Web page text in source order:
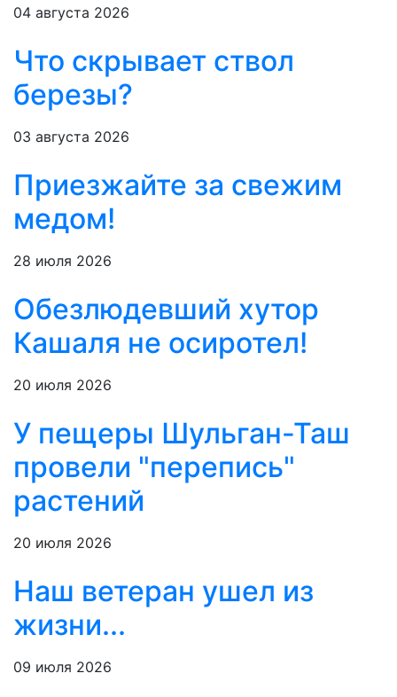
04 августа 2026
Что скрывает ствол
березы?
03 августа 2026
Приезжайте за свежим
медом!
28 июля 2026
Обезлюдевший хутор
Кашаля не осиротел!
20 июля 2026
У пещеры Шульган-Таш
провели "перепись"
растений
20 июля 2026
Наш ветеран ушел из
жизни...
09 июля 2026